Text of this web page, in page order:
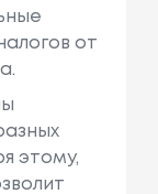
от
этому,